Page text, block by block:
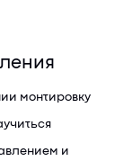
монтировку
и